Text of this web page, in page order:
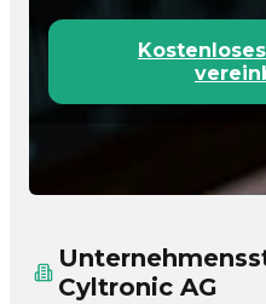
Cyltronic AG